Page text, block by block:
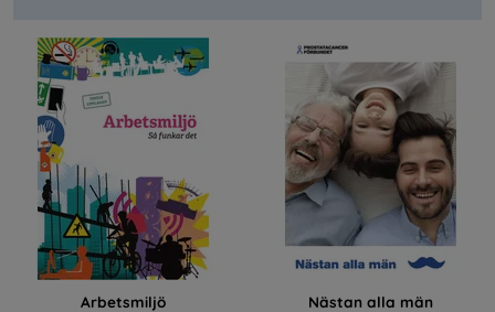
Arbetsmiljö Nästan alla män